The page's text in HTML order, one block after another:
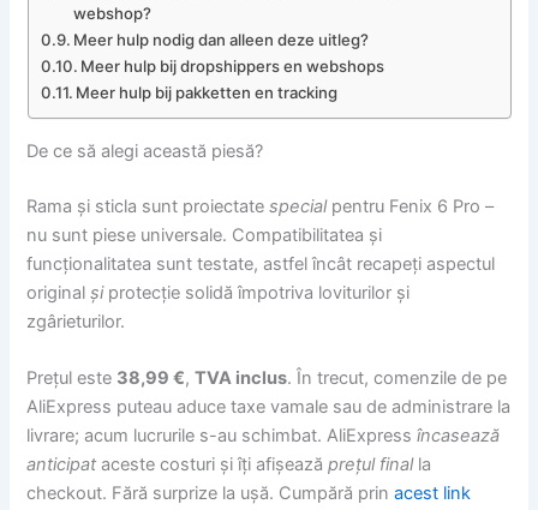
webshop?
Meer hulp nodig dan alleen deze uitleg?
Meer hulp bij dropshippers en webshops
Meer hulp bij pakketten en tracking
De ce să alegi această piesă?
Rama și sticla sunt proiectatespecialpentru Fenix 6 Pro –
nu sunt piese universale. Compatibilitatea și
funcționalitatea sunt testate, astfel încât recapeți aspectul
originalșiprotecție solidă împotriva loviturilor și
zgârieturilor.
Prețul este 38,99 €,TVA inclus. În trecut, comenzile de pe
AliExpress puteau aduce taxe vamale sau de administrare la
livrare; acum lucrurile s-au schimbat. AliExpressîncasează
anticipat aceste costuri și îți afișeazăprețul finalla
checkout. Fără surprize la ușă. Cumpără prinacest link